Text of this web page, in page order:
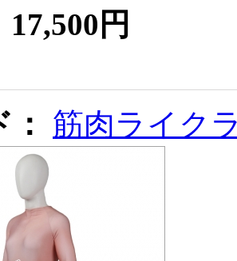
17,500円
筋肉ライク